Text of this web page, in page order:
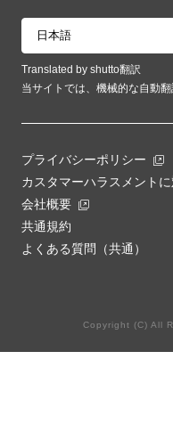
Translated by shutto翻訳
当サイトでは、機械的な自動
プライバシーポリシー
カスタマーハラスメント
会社概要
共通規約
よくある質問（共通）
Copyright (C) All